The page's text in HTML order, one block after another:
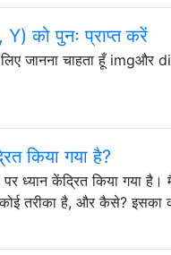
Y) को पुनः प्राप्त करें
जानना चाहता हूँ imgऔर
किया गया है?
पर ध्यान केंद्रित किया गया
तरीका है, और कैसे? इसका